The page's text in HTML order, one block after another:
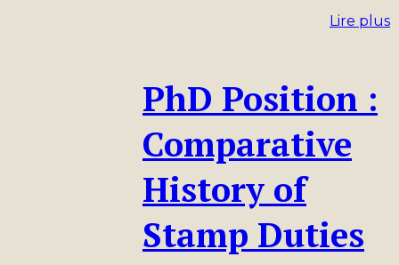
Lire plus
PhD Position :
Comparative
History of
Stamp Duties